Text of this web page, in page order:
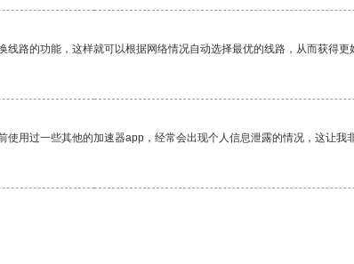
路的功能，这样就可以根据网络情况自动选择最优的线路，从而获得更
用过一些其他的加速器app，经常会出现个人信息泄露的情况，这让我